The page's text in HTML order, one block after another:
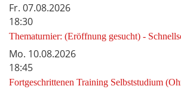
Fr. 07.08.2026
18:30
Thematurnier: (Eröffnung gesucht) -
Mo. 10.08.2026
18:45
Fortgeschrittenen Training Selbststudium